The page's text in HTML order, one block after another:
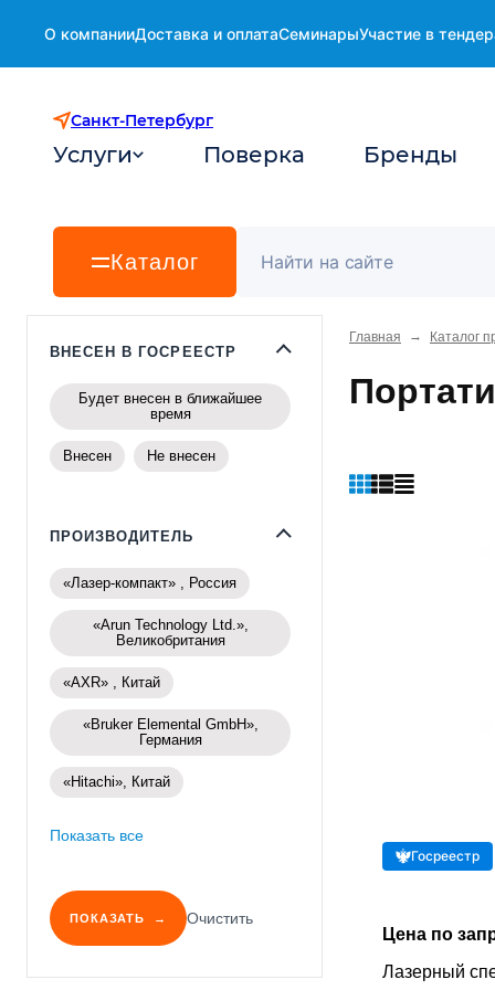
О компанииДоставка и оплатаСеминарыУчастие в
Санкт-Петербург
Услуги Поверка Бренды
Каталог
Главная → Каталог
Госреестр
Цена по
Лазерный
ВНЕСЕН В ГОСРЕЕСТР
Будет внесен в ближайшее
время
Внесен Не внесен
ПРОИЗВОДИТЕЛЬ
«Лазер-компакт» , Россия
«Arun Technology Ltd.»,
Великобритания
«AXR» , Китай
«Bruker Elemental GmbH»,
Германия
«Hitachi», Китай
Показать все
ПОКАЗАТЬ Очистить